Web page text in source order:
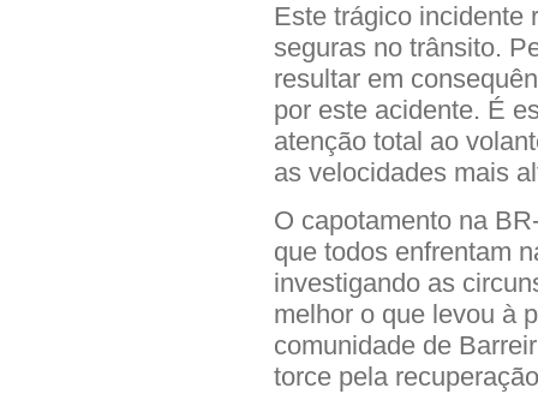
Este trágico incidente
seguras no trânsito.
resultar em
por este acidente. É
atenção total ao
as velocidades mais
O capotamento na
que todos enfrentam
investigando as
melhor o que levou à
comunidade de
torce pela